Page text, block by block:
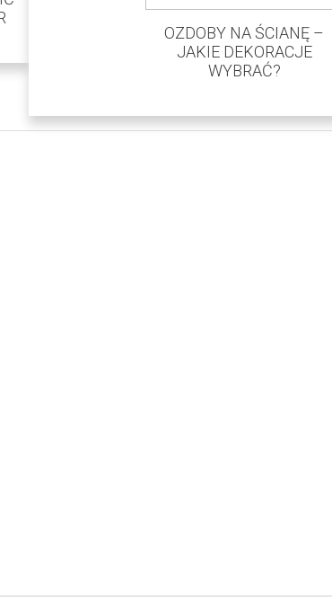
OZDOBY NA ŚCIANĘ –
JAKIE DEKORACJE
WYBRAĆ?